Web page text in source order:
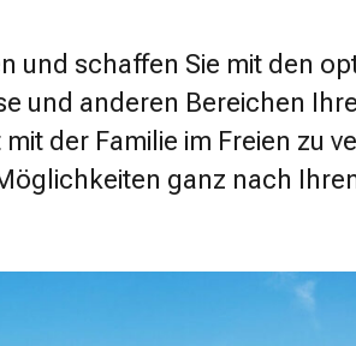
und schaffen Sie mit den
und anderen Bereichen
der Familie im Freien zu
ganz nach